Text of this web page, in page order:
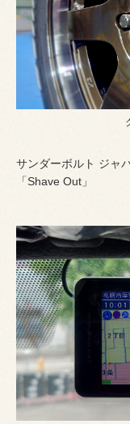
サンダーボルト ジャ
「Shave Out」